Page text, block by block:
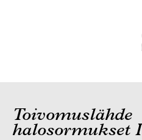
Toivomuslähde
halosormukset I